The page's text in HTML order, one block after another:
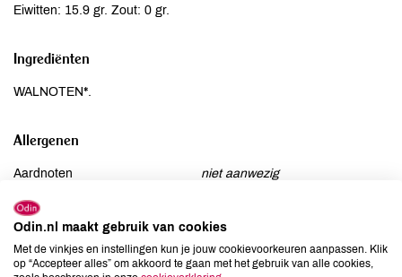
Eiwitten: 15.9 gr. Zout: 0 gr.
Ingrediënten
WALNOTEN*.
Allergenen
Aardnoten
niet aanwezig
Ei
Gluten
kan bevatten
Lactose
niet aanwezig
Lupine
niet aanwezig
Odin.nl maakt gebruik van cookies
Met de vinkjes en instellingen kun je jouw cookievoorkeuren aanpassen. Klik
op “Accepteer alles” om akkoord te gaan met het gebruik van alle cookies,